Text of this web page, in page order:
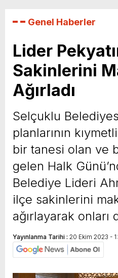
Genel Haberler
Lider
Sakinlerini
Ağırladı
Selçuklu
planlarının
bir tanesi olan ve
gelen Halk
Belediye Lideri
ilçe sakinlerini
ağırlayarak onları
Yayınlanma Tarihi : 20 Ekim 2023 -